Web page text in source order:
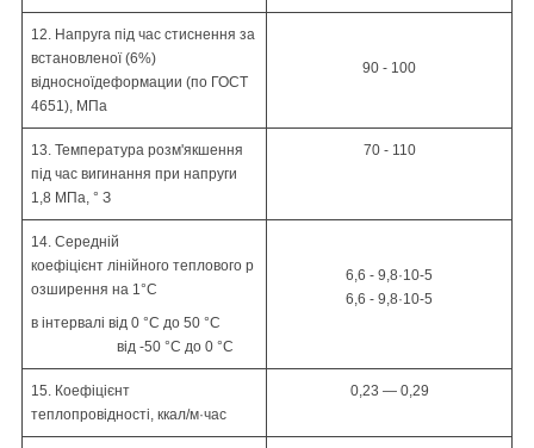
12. Напруга під час стиснення за
встановленої (6%)
відносноїдеформации (по ГОСТ
4651) МПа
90 - 100
13. Температура розм'якшення
під час вигинанняпри напруги
1,8 МПа,°З
70 - 110
14. Середній
коефіцієнт лінійного тепловогор
озширення на 1°С
вінтервалі від 0 °C до 50 °C
від -50 °C до 0 °C
6,6 - 9,8·10-5
6,6 - 9,8·10-5
15. Коефіцієнт
теплопровідності,ккал/м·час
0,23 — 0,29